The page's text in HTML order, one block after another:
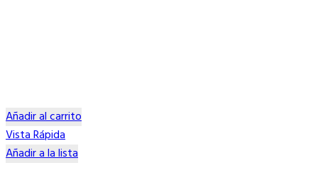
Añadir al carrito
Vista Rápida
Añadir a la lista